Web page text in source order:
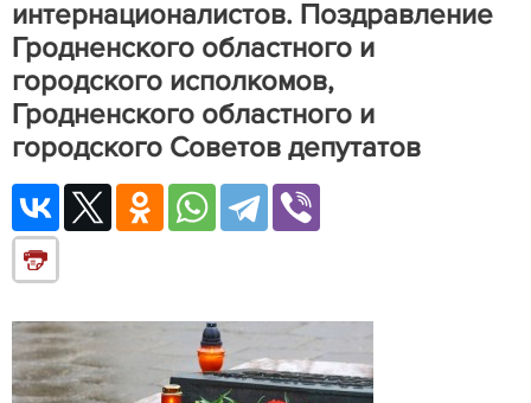
интернационалистов. Поздравление
Гродненского областного и
городского исполкомов,
Гродненского областного и
городского Советов депутатов